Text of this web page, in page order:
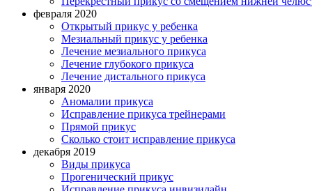
февраля 2020
Открытый прикус у ребенка
Мезиальный прикус у ребенка
Лечение мезиального прикуса
Лечение глубокого прикуса
Лечение дистального прикуса
января 2020
Аномалии прикуса
Исправление прикуса трейнерами
Прямой прикус
Сколько стоит исправление прикуса
декабря 2019
Виды прикуса
Прогенический прикус